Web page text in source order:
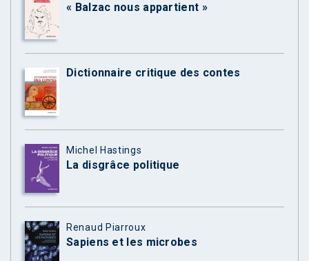
« Balzac nous appartient »
Dictionnaire critique des contes
Michel Hastings
La disgrâce politique
Renaud Piarroux
Sapiens et les microbes